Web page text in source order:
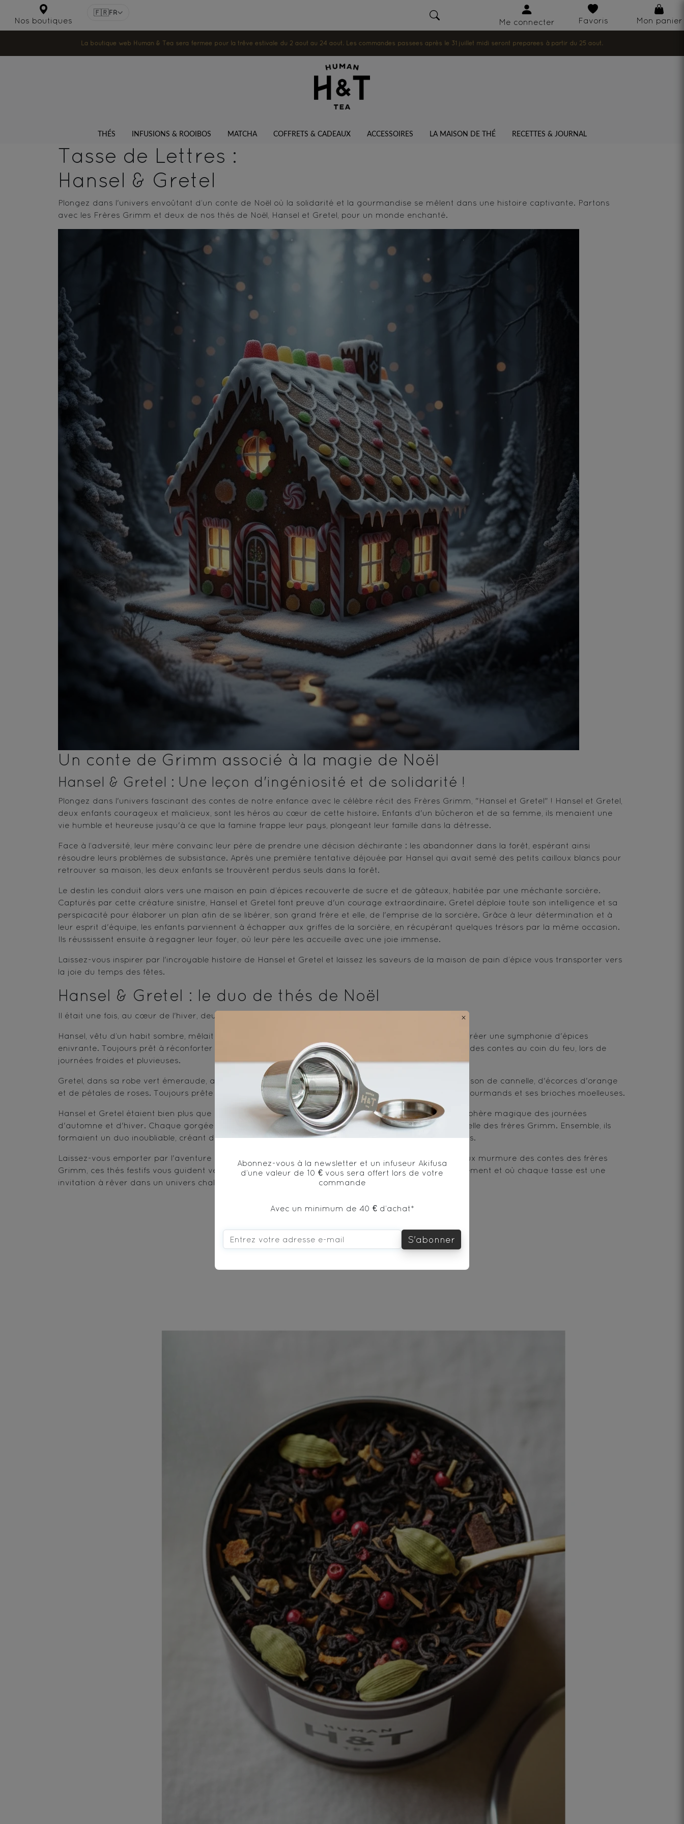
Nos boutiques
🇫🇷FR
Me connecter Favoris Mon panier
La boutique web Human & Tea sera fermée pour la trêve estivale du 2 août au 24 août. Les commandes passées après le 31 juillet midi seront préparées à partir du 25 août.
THÉS INFUSIONS & ROOIBOS MATCHA COFFRETS & CADEAUX ACCESSOIRES LA MAISON DE THÉ RECETTES & JOURNAL
Tasse de Lettres :
Hansel & Gretel
Plongez dans l'univers envoûtant d’un conte de Noël où la solidarité et la gourmandise se mêlent dans une histoire captivante. Partons
avec les Frères Grimm et deux de nos thés de Noël, Hansel et Gretel, pour un monde enchanté.
Un conte de Grimm associé à la magie de Noël
Hansel & Gretel : Une leçon d'ingéniosité et de solidarité !
Plongez dans l'univers fascinant des contes de notre enfance avec le célèbre récit des Frères Grimm, "Hansel et Gretel" ! Hansel et Gretel,
deux enfants courageux et malicieux, sont les héros au cœur de cette histoire. Enfants d'un bûcheron et de sa femme, ils menaient une
vie humble et heureuse jusqu'à ce que la famine frappe leur pays, plongeant leur famille dans la détresse.
Face à l’adversité, leur mère convainc leur père de prendre une décision déchirante : les abandonner dans la forêt, espérant ainsi
résoudre leurs problèmes de subsistance. Après une première tentative déjouée par Hansel qui avait semé des petits cailloux blancs pour
retrouver sa maison, les deux enfants se trouvèrent perdus seuls dans la forêt.
Le destin les conduit alors vers une maison en pain d’épices recouverte de sucre et de gâteaux, habitée par une méchante sorcière.
Capturés par cette créature sinistre, Hansel et Gretel font preuve d'un courage extraordinaire. Gretel déploie toute son intelligence et sa
perspicacité pour élaborer un plan afin de se libérer, son grand frère et elle, de l'emprise de la sorcière. Grâce à leur détermination et à
leur esprit d'équipe, les enfants parviennent à échapper aux griffes de la sorcière, en récupérant quelques trésors par la même occasion.
Ils réussissent ensuite à regagner leur foyer, où leur père les accueille avec une joie immense.
Laissez-vous inspirer par l'incroyable histoire de Hansel et Gretel et laissez les saveurs de la maison de pain d’épice vous transporter vers
la joie du temps des fêtes.
Hansel & Gretel : le duo de thés de Noël
Il était une fois, au cœur de l'hiver, deux thés enchantés, Hansel et Gretel.
Hansel, vêtu d’un habit sombre, mêlait habilement la cannelle, le poivre rose et la cardamome pour créer une symphonie d'épices
enivrante. Toujours prêt à réconforter ses proches, Hansel aimait leur narrer d’une voix chaleureuse des contes au coin du feu, lors de
journées froides et pluvieuses.
Gretel, dans sa robe vert émeraude, aimait cuisiner, en mariant élégamment sa délicieuse combinaison de cannelle, d'écorces d'orange
et de pétales de roses. Toujours prête à surprendre, Gretel régalait ses proches avec ses crumbles gourmands et ses brioches moelleuses.
Hansel et Gretel étaient bien plus que de simples thés. Leurs arômes envoûtants évoquaient l'atmosphère magique des journées
d'automne et d'hiver. Chaque gorgée révélait leur personnalité unique, rappelant l'histoire intemporelle des frères Grimm. Ensemble, ils
formaient un duo inoubliable, créant des souvenirs gourmands qui resteraient gravés dans les cœurs.
Laissez-vous emporter par l'aventure gustative ensorcelante qu'offrent Hansel et Gretel. Dans le doux murmure des contes des frères
Grimm, ces thés festifs vous guident vers un monde enchanté où les saveurs se mêlent harmonieusement et où chaque tasse est une
invitation à rêver dans un univers chaleureux.
×
Abonnez-vous à la newsletter et un infuseur Akifusa
d’une valeur de 10 € vous sera offert lors de votre
commande
Avec un minimum de 40 € d’achat*
S'abonner